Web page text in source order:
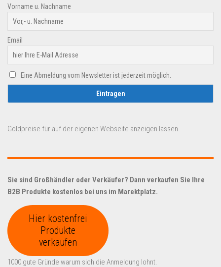
Vorname u. Nachname
Email
Eine Abmeldung vom Newsletter ist jederzeit möglich.
Goldpreise für auf der eigenen Webseite anzeigen lassen.
Sie sind Großhändler oder Verkäufer? Dann verkaufen Sie Ihre
B2B Produkte kostenlos bei uns im Marektplatz.
Hier kostenfrei
Produkte
verkaufen
1000 gute Gründe warum sich die Anmeldung lohnt.